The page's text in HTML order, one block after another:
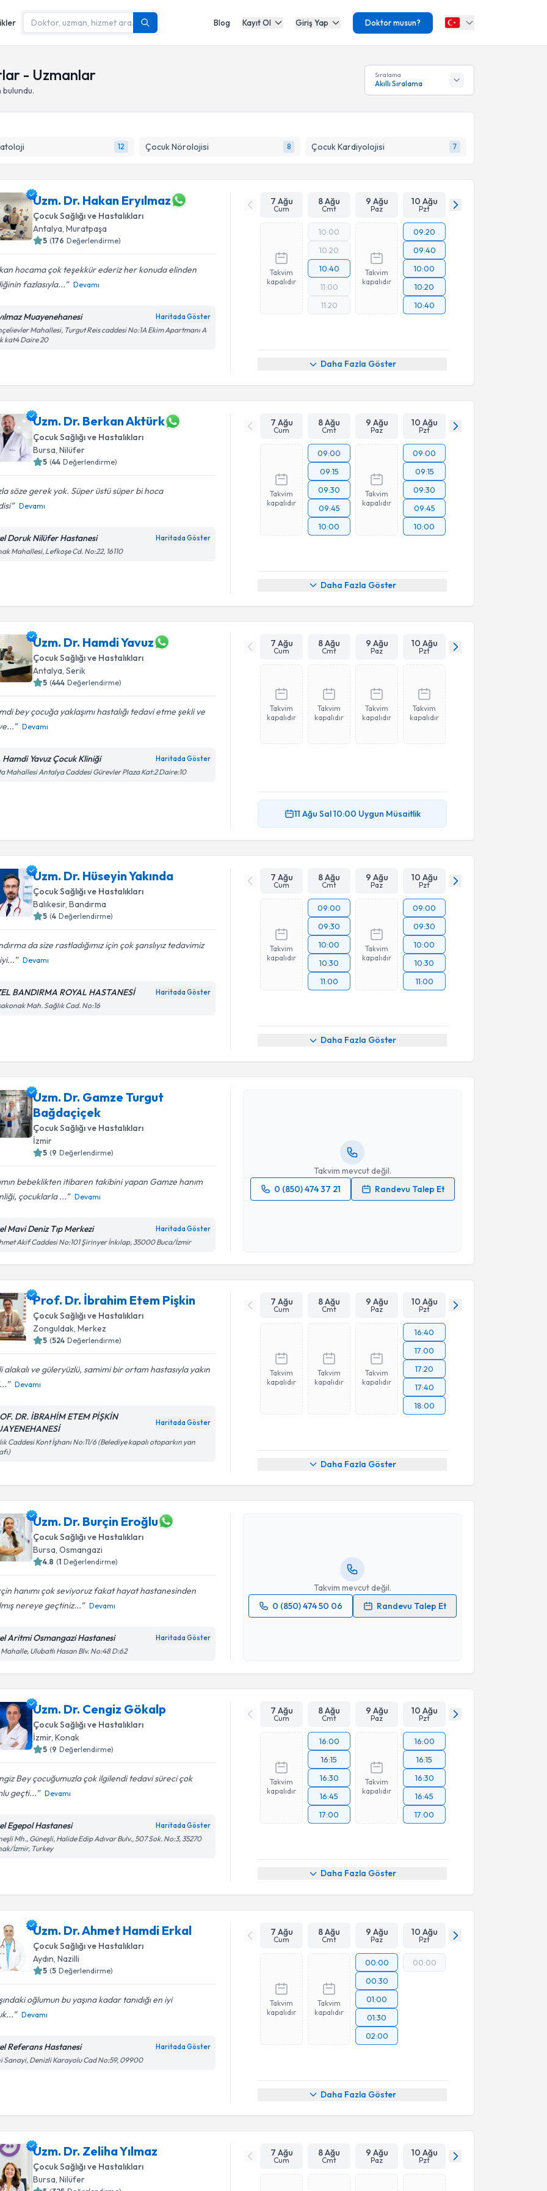
Blog Kayıt Ol Giriş Yap Doktor musun?
- Uzmanlar Sıralama
Akıllı Sıralama
12 Çocuk Nörolojisi 8 Çocuk Kardiyolojisi 7
Uzm. Dr. Hakan Eryılmaz
Çocuk Sağlığı ve Hastalıkları
Antalya,Muratpaşa
5 (176 Değerlendirme)
hocama çok teşekkür ederiz her konuda elinden
fazlasıyla...
Devamı
Muayenehanesi Haritada Göster
Mahallesi, Turgut Reis caddesi No:1A Ekim Apartmanı A
kat4 Daire 20
7 Ağu
Cum
8 Ağu
Cmt
9 Ağu
Paz
10 Ağu
Pzt
Takvim
kapalıdır
10:00
10:20
10:40
11:00
11:20
Takvim
kapalıdır
09:20
09:40
10:00
10:20
10:40
Daha Fazla Göster
Uzm. Dr. Berkan Aktürk
Çocuk Sağlığı ve Hastalıkları
Bursa ,Nilüfer
5 (44 Değerlendirme)
söze gerek yok. Süper üstü süper bi hoca
Devamı
Doruk Nilüfer Hastanesi Haritada Göster
Mahallesi, Lefkoşe Cd. No:22, 16110
7 Ağu
Cum
8 Ağu
Cmt
9 Ağu
Paz
10 Ağu
Pzt
Takvim
kapalıdır
09:00
09:15
09:30
09:45
10:00
Takvim
kapalıdır
09:00
09:15
09:30
09:45
10:00
Daha Fazla Göster
Uzm. Dr. Hamdi Yavuz
Çocuk Sağlığı ve Hastalıkları
Antalya,Serik
5 (444 Değerlendirme)
bey çocuğa yaklaşımı hastalığı tedavi etme şekli ve
Devamı
Hamdi Yavuz Çocuk Kliniği Haritada Göster
Mahallesi Antalya Caddesi Gürevler Plaza Kat:2 Daire:10
7 Ağu
Cum
8 Ağu
Cmt
9 Ağu
Paz
10 Ağu
Pzt
Takvim
kapalıdır
Takvim
kapalıdır
Takvim
kapalıdır
Takvim
kapalıdır
11 Ağu Sal10:00 Uygun Müsaitlik
Uzm. Dr. Hüseyin Yakında
Çocuk Sağlığı ve Hastalıkları
Balıkesir,Bandırma
5 (4 Değerlendirme)
da size rastladığımız için çok şanslıyız tedavimiz
Devamı
BANDIRMA ROYAL HASTANESİ Haritada Göster
Mah. Sağlık Cad. No:16
7 Ağu
Cum
8 Ağu
Cmt
9 Ağu
Paz
10 Ağu
Pzt
Takvim
kapalıdır
09:00
09:30
10:00
10:30
11:00
Takvim
kapalıdır
09:00
09:30
10:00
10:30
11:00
Daha Fazla Göster
Uzm. Dr. Gamze Turgut
Bağdaçiçek
Çocuk Sağlığı ve Hastalıkları
İzmir
5 (9 Değerlendirme)
bebeklikten itibaren takibini yapan Gamze hanım
çocuklarla ...
Devamı
Mavi Deniz Tıp Merkezi Haritada Göster
Akif Caddesi No:101 Şirinyer İnkılap, 35000 Buca/İzmir
Takvim mevcut değil.
0 (850) 474 37 21
Randevu Talep Et
Randevu Takvimi Talebi
Prof. Dr. İbrahim Etem Pişkin
Çocuk Sağlığı ve Hastalıkları
Zonguldak ,Merkez
5 (524 Değerlendirme)
alakalı ve güleryüzlü, samimi bir ortam hastasıyla yakın
Devamı
DR. İBRAHİM ETEM PİŞKİN
Haritada Göster
Caddesi Kont İşhanı No:11/6 (Belediye kapalı otoparkın yan
7 Ağu
Cum
8 Ağu
Cmt
9 Ağu
Paz
10 Ağu
Pzt
Takvim
kapalıdır
Takvim
kapalıdır
Takvim
kapalıdır
16:40
17:00
17:20
17:40
18:00
Daha Fazla Göster
Uzm. Dr. Burçin Eroğlu
Çocuk Sağlığı ve Hastalıkları
Bursa,Osmangazi
4.8 (1 Değerlendirme)
hanımı çok seviyoruz fakat hayat hastanesinden
nereye geçtiniz...
Devamı
Aritmi Osmangazi Hastanesi Haritada Göster
Mahalle, Ulubatlı Hasan Blv. No:48 D:62
Takvim mevcut değil.
0 (850) 474 50 06
Randevu Talep Et
Randevu Takvimi Talebi
Uzm. Dr. Burçin Eroğlu
Takvim Talebini Gönder
Uzm. Dr. Cengiz Gökalp
Çocuk Sağlığı ve Hastalıkları
İzmir,Konak
5 (9 Değerlendirme)
Bey çocuğumuzla çok ilgilendi tedavi süreci çok
geçti...
Devamı
Egepol Hastanesi Haritada Göster
Mh., Güneşli, Halide Edip Adıvar Bulv., 507 Sok. No:3, 35270
İzmir, Turkey
7 Ağu
Cum
8 Ağu
Cmt
9 Ağu
Paz
10 Ağu
Pzt
Takvim
kapalıdır
16:00
16:15
16:30
16:45
17:00
Takvim
kapalıdır
16:00
16:15
16:30
16:45
17:00
Daha Fazla Göster
Uzm. Dr. Ahmet Hamdi Erkal
Çocuk Sağlığı ve Hastalıkları
Aydın ,Nazilli
5 (5 Değerlendirme)
oğlumun bu yaşına kadar tanıdığı en iyi
Devamı
Referans Hastanesi Haritada Göster
Sanayi, Denizli Karayolu Cad No:59, 09900
7 Ağu
Cum
8 Ağu
Cmt
9 Ağu
Paz
10 Ağu
Pzt
Takvim
kapalıdır
Takvim
kapalıdır
00:00
00:30
01:00
01:30
02:00
00:00
Daha Fazla Göster
Uzm. Dr. Zeliha Yılmaz
Çocuk Sağlığı ve Hastalıkları
Bursa,Nilüfer
7 Ağu
Cum
8 Ağu
Cmt
9 Ağu
Paz
10 Ağu
Pzt